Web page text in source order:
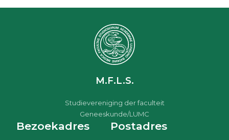
M.F.L.S.
Studievereniging der faculteit
Geneeskunde/LUMC
Bezoekadres Postadres